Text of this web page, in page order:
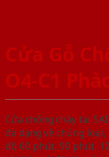
Cửa Gỗ
O4-C1
Cửa chống cháy tại
đa dạng về chủng
độ 60 phút, 90 phút,